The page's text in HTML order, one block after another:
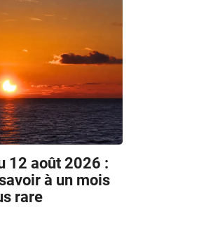
12 août 2026 :
à un mois
rare